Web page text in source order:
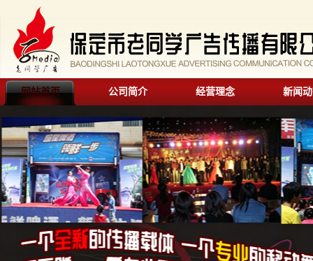
网站首页 公司简介 经营理念 新闻